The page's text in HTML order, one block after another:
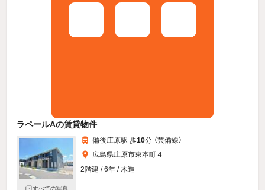
ラペールAの賃貸物件
すべての写真
備後庄原駅 歩10分 （芸備線）
広島県庄原市東本町４
2階建 / 6年 / 木造